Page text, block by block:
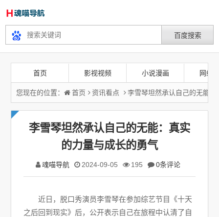
首页 影视视频 小说漫画 网络
您现在的位置： 首页 资讯看点 李雪琴坦然承认自己的无能
李雪琴坦然承认自己的无能：真实
的力量与成长的勇气
魂喵导航 2024-09-05 195 0条评论
近日，脱口秀演员李雪琴在参加综艺节目《十天
之后回到现实》后，公开表示自己在旅程中认清了自